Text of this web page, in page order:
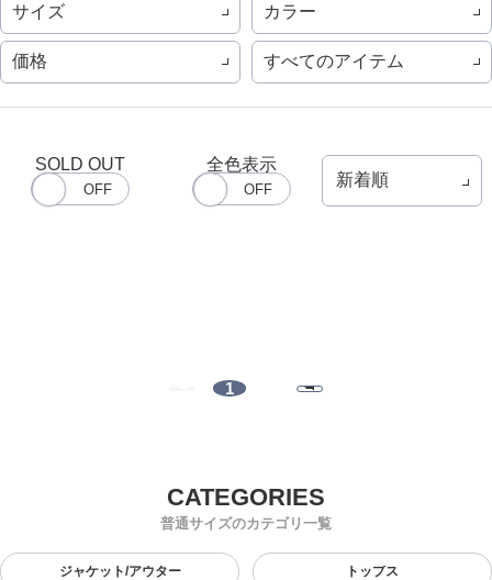
サイズ カラー
価格 すべてのアイテム
SOLD OUT 全色表示
1
普通サイズのカテゴリ一覧
ジャケット/アウター トップス